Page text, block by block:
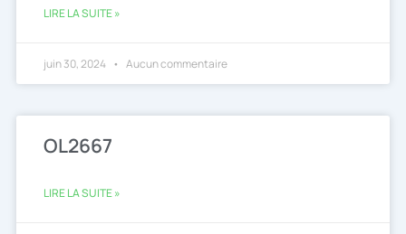
LIRE LA SUITE »
juin 30, 2024 Aucun commentaire
OL2667
LIRE LA SUITE »